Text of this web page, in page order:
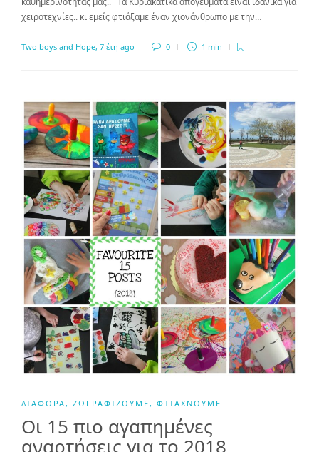
χειροτεχνίες.. κι εμείς φτιάξαμε έναν χιονάνθρωπο με την…
Two boys and Hope, 7 έτη ago 0 1 min
ΔΙΆΦΟΡΑ, ΖΩΓΡΑΦΊΖΟΥΜΕ, ΦΤΙΆΧΝΟΥΜΕ
Οι 15 πιο αγαπημένες
αναρτήσεις για το 2018